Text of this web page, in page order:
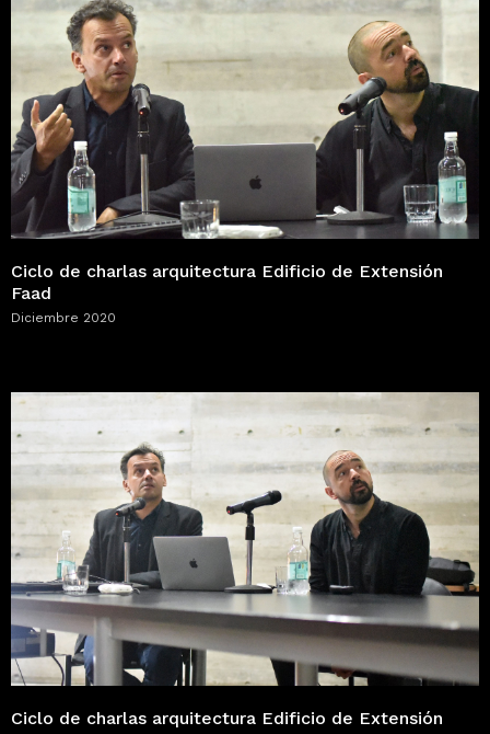
Ciclo de charlas arquitectura Edificio de Extensión
Faad
Diciembre 2020
Ciclo de charlas arquitectura Edificio de Extensión